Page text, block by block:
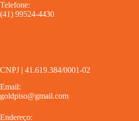
Telefone:
(41) 99524-4430
CNPJ | 41.619.384/0001-02
Email:
goldpiso@gmail.com
Endereço: